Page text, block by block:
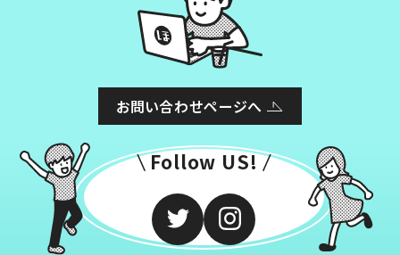
お問い合わせページへ
Follow US!